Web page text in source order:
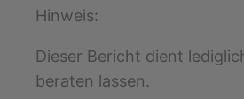
Hinweis:
Dieser Bericht dient
beraten lassen.